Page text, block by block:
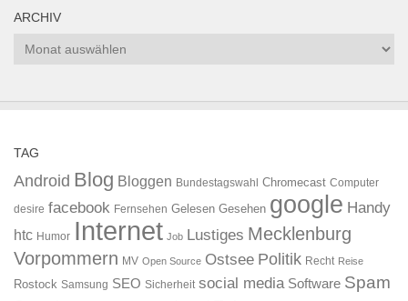
ARCHIV
Archiv
TAG
Android Blog Bloggen Bundestagswahl Chromecast Computer
desire facebook Fernsehen Gelesen Gesehen google Handy
htc Humor Internet Job Lustiges Mecklenburg
Vorpommern MV Open Source Ostsee Politik Recht Reise
Rostock Samsung SEO Sicherheit social media Software Spam